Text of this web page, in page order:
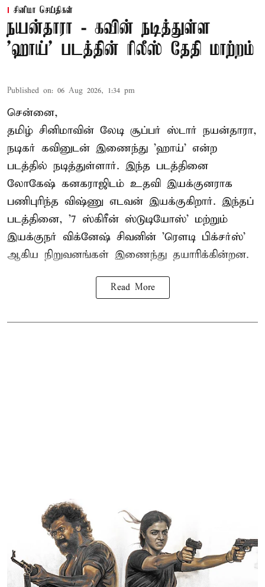
சினிமா செய்திகள்
நயன்தாரா - கவின் நடித்துள்ள
'ஹாய்' படத்தின் ரிலீஸ் தேதி மாற்றம்
Published on: 06 Aug 2026, 1:34 pm
சென்னை,
தமிழ் சினிமாவின் லேடி சூப்பர் ஸ்டார் நயன்தாரா,
நடிகர் கவினுடன் இணைந்து 'ஹாய்' என்ற
படத்தில் நடித்துள்ளார். இந்த படத்தினை
லோகேஷ் கனகராஜிடம் உதவி இயக்குனராக
பணிபுரிந்த விஷ்ணு எடவன் இயக்குகிறார். இந்தப்
படத்தினை, '7 ஸ்கிரீன் ஸ்டுடியோஸ்' மற்றும்
இயக்குநர் விக்னேஷ் சிவனின் 'ரௌடி பிக்சர்ஸ்'
ஆகிய நிறுவனங்கள் இணைந்து தயாரிக்கின்றன.
Read More